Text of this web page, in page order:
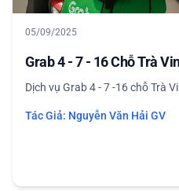
05/09/2025
Grab 4 - 7 - 16 Chỗ Trà
Dịch vụ Grab 4 - 7 -16 chỗ Trà
Tác Giả: Nguyễn Văn Hải GV